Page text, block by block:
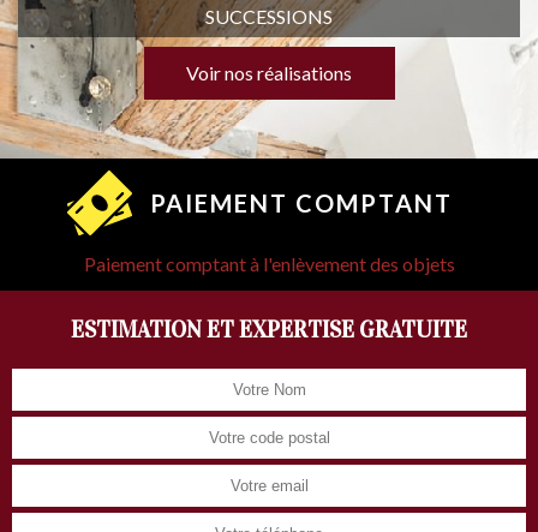
SUCCESSIONS
Voir nos réalisations
PAIEMENT COMPTANT
Paiement comptant à l'enlèvement des objets
ESTIMATION ET EXPERTISE GRATUITE